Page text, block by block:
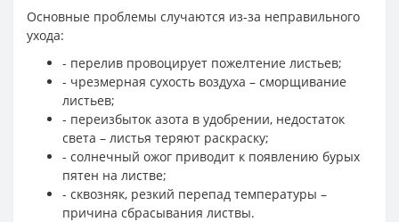
Основные проблемы случаются из-за неправильного
ухода:
- перелив провоцирует пожелтение листьев;
- чрезмерная сухость воздуха – сморщивание
листьев;
- переизбыток азота в удобрении, недостаток
света – листья теряют раскраску;
- солнечный ожог приводит к появлению бурых
пятен на листве;
- сквозняк, резкий перепад температуры –
причина сбрасывания листвы.